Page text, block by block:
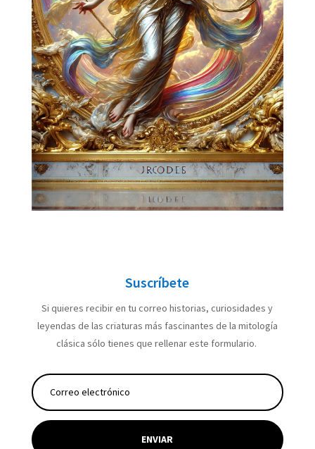
Suscríbete
Si quieres recibir en tu correo historias, curiosidades y
leyendas de las criaturas más fascinantes de la mitología
clásica sólo tienes que rellenar este formulario.
ENVIAR